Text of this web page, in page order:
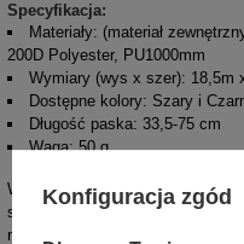
Specyfikacja:
Materiały: (materiał
200D Polyester, PU1000mm
Wymiary (wys x szer): 18,5m
Dostępne kolory: Szary i
Długość paska: 33,5-75 cm
Waga: 50 g
Wybierz portfel na szyję RFID
spokój i bezpieczeństwo podczas
rozwiązanie dla każdego, kto
Konfiguracja zgód